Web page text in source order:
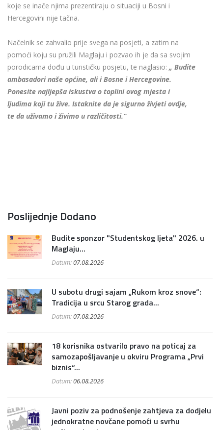
koje se inače njima prezentiraju o situaciji u Bosni i
Hercegovini nije tačna.
Načelnik se zahvalio prije svega na posjeti, a zatim na
pomoći koju su pružili Maglaju i pozvao ih je da sa svojim
porodicama dođu u turističku posjetu, te naglasio: „ Budite
ambasadori naše općine, ali i Bosne i Hercegovine.
Ponesite najljepša iskustva o toplini ovog mjesta i
ljudima koji tu žive. Istaknite da je sigurno živjeti ovdje,
te da uživamo i živimo u različitosti.“
Poslijednje Dodano
Budite sponzor "Studentskog ljeta" 2026. u
Maglaju...
Datum:07.08.2026
U subotu drugi sajam „Rukom kroz snove“:
Tradicija u srcu Starog grada...
Datum:07.08.2026
18 korisnika ostvarilo pravo na poticaj za
samozapošljavanje u okviru Programa „Prvi
biznis“...
Datum:06.08.2026
Javni poziv za podnošenje zahtjeva za dodjelu
jednokratne novčane pomoći u svrhu